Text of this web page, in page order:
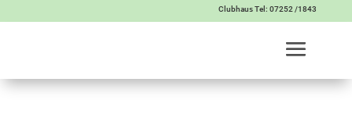
Clubhaus Tel: 07252 /1843